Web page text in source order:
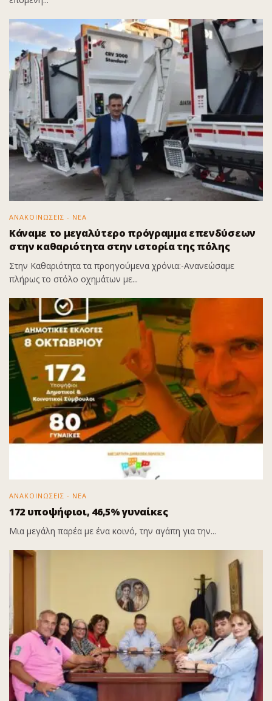
ΑΝΑΚΟΙΝΩΣΕΙΣ - ΝΕΑ
Κάναμε το μεγαλύτερο πρόγραμμα επενδύσεων
στην καθαριότητα στην ιστορία της πόλης
Στην Καθαριότητα τα προηγούμενα χρόνια:-Ανανεώσαμε
πλήρως το στόλο οχημάτων με...
ΑΝΑΚΟΙΝΩΣΕΙΣ - ΝΕΑ
172 υποψήφιοι, 46,5% γυναίκες
Μια μεγάλη παρέα με ένα κοινό, την αγάπη για την...